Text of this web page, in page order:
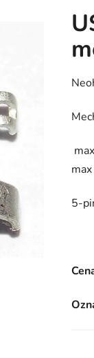
0,0
z
5-